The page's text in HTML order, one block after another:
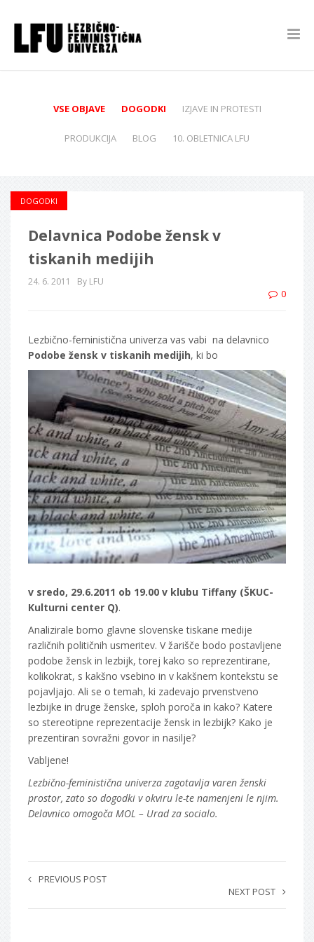
VSE OBJAVE DOGODKI IZJAVE IN PROTESTI
PRODUKCIJA BLOG 10. OBLETNICA LFU
DOGODKI
Delavnica Podobe žensk v
tiskanih medijih
24. 6. 2011 By LFU
0
Lezbično-feministična univerza vas vabi na delavnico
Podobe žensk v tiskanih medijih, ki bo
v sredo, 29.6.2011 ob 19.00 v klubu Tiffany (ŠKUC-
Kulturni center Q).
Analizirale bomo glavne slovenske tiskane medije
različnih političnih usmeritev. V žarišče bodo postavljene
podobe žensk in lezbijk, torej kako so reprezentirane,
kolikokrat, s kakšno vsebino in v kakšnem kontekstu se
pojavljajo. Ali se o temah, ki zadevajo prvenstveno
lezbijke in druge ženske, sploh poroča in kako? Katere
so stereotipne reprezentacije žensk in lezbijk? Kako je
prezentiran sovražni govor in nasilje?
Vabljene!
Lezbično-feministična univerza zagotavlja varen ženski
prostor, zato so dogodki v okviru le-te namenjeni le njim.
Delavnico omogoča MOL – Urad za socialo.
PREVIOUS POST
NEXT POST